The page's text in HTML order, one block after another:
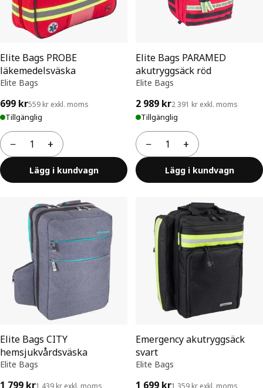
Elite Bags PROBE
läkemedelsväska
Elite Bags
699 kr559 kr exkl. moms
Tillgänglig
−
Antal +
Lägg i kundvagn
Elite Bags PARAMED
akutryggsäck röd
Elite Bags
2 989 kr2 391 kr exkl. moms
Tillgänglig
−
Antal +
Lägg i kundvagn
Elite Bags CITY
hemsjukvårdsväska
Elite Bags
1 799 kr1 439 kr exkl. moms
Emergency akutryggsäck
svart
Elite Bags
1 699 kr1 359 kr exkl. moms